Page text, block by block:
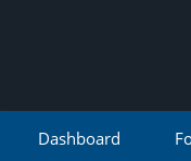
Dashboard